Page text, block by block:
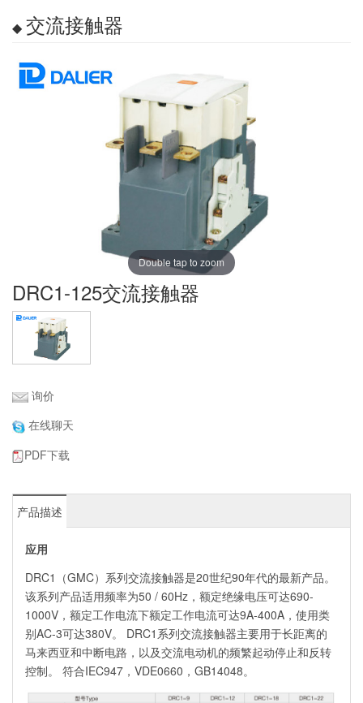
交流接触器
Double tap to zoom
DRC1-125交流接触器
询价
在线聊天
PDF下载
产品描述
应用
DRC1（GMC）系列交流接触器是20世纪90年代的最新产品。
该系列产品适用频率为50 / 60Hz，额定绝缘电压可达690-
1000V，额定工作电流下额定工作电流可达9A-400A，使用类
别AC-3可达380V。 DRC1系列交流接触器主要用于长距离的
马来西亚和中断电路，以及交流电动机的频繁起动停止和反转
控制。 符合IEC947，VDE0660，GB14048。